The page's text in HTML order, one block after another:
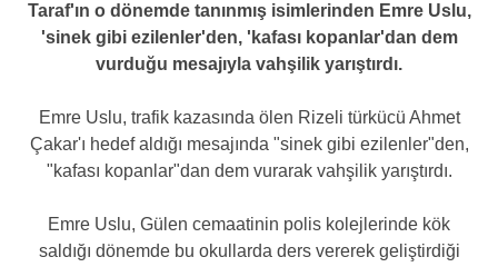
Taraf'ın o dönemde tanınmış isimlerinden Emre Uslu,
'sinek gibi ezilenler'den, 'kafası kopanlar'dan dem
vurduğu mesajıyla vahşilik yarıştırdı.
Emre Uslu, trafik kazasında ölen Rizeli türkücü Ahmet
Çakar'ı hedef aldığı mesajında "sinek gibi ezilenler"den,
"kafası kopanlar"dan dem vurarak vahşilik yarıştırdı.
Emre Uslu, Gülen cemaatinin polis kolejlerinde kök
saldığı dönemde bu okullarda ders vererek geliştirdiği